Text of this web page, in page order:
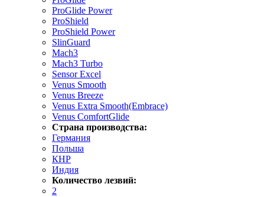
ProGlide Power
ProShield
ProShield Power
SlinGuard
Mach3
Mach3 Turbo
Sensor Excel
Venus Smooth
Venus Breeze
Venus Extra Smooth(Embrace)
Venus ComfortGlide
Страна производства:
Германия
Польша
КНР
Индия
Количество лезвий:
2